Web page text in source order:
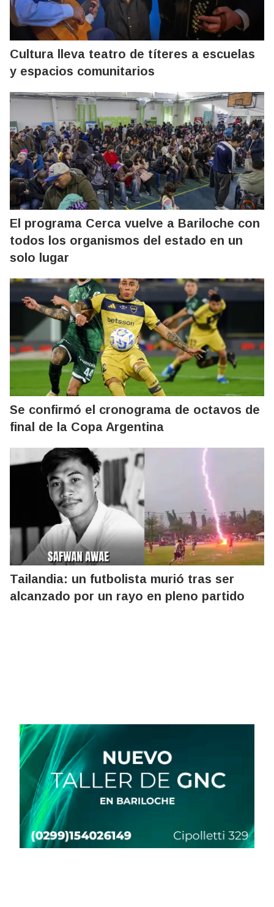
Cultura lleva teatro de títeres a escuelas
y espacios comunitarios
El programa Cerca vuelve a Bariloche con
todos los organismos del estado en un
solo lugar
Se confirmó el cronograma de octavos de
final de la Copa Argentina
Tailandia: un futbolista murió tras ser
alcanzado por un rayo en pleno partido